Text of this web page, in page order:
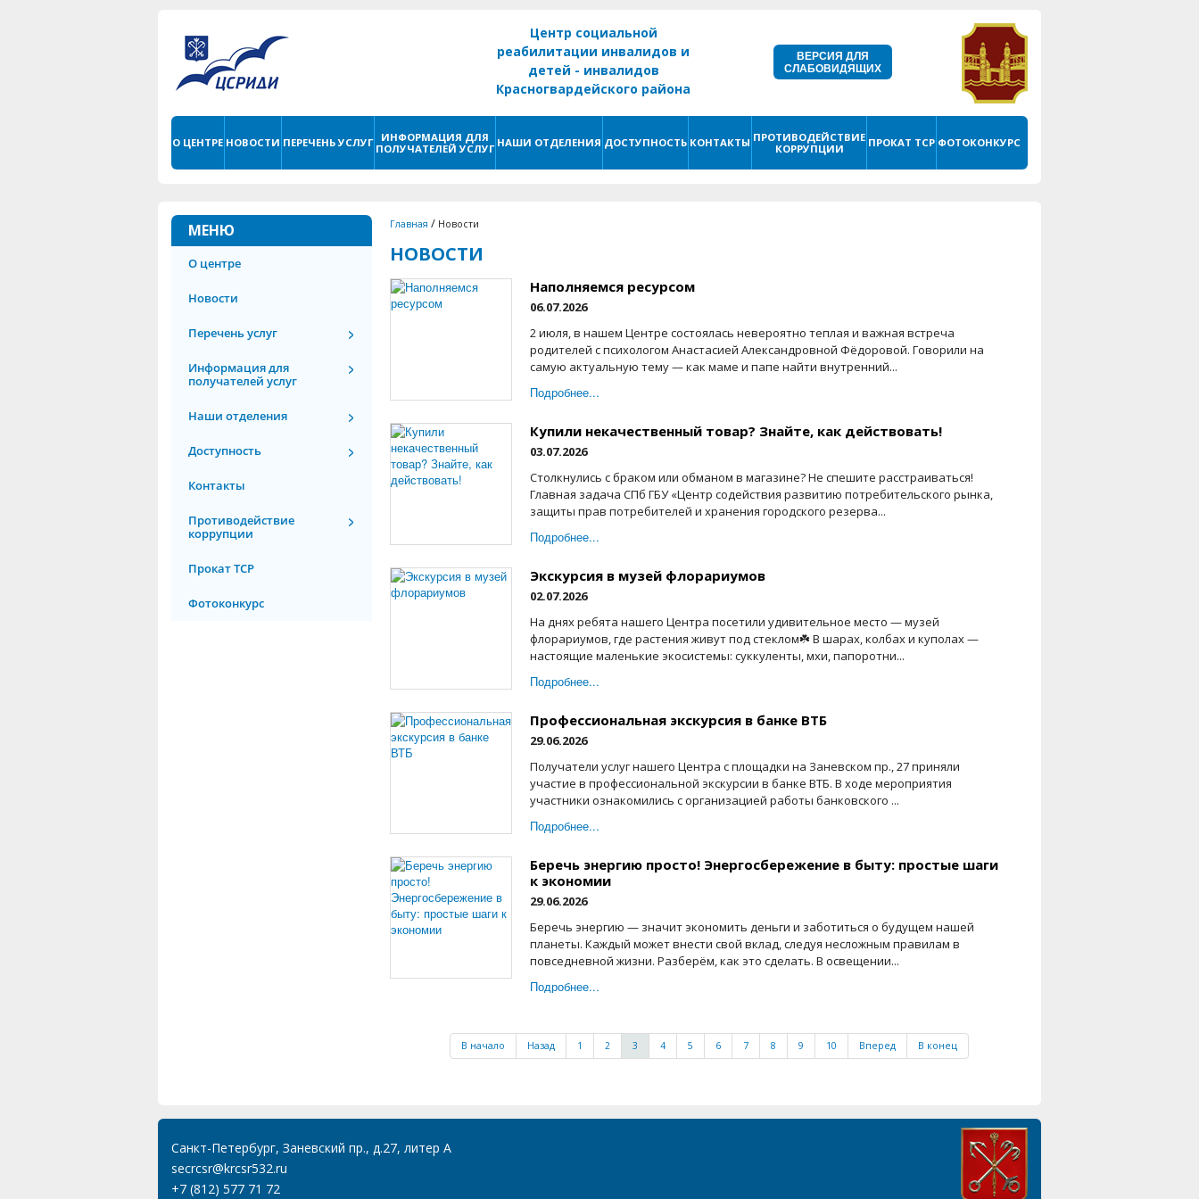
Центр социальной
реабилитации инвалидов и
детей - инвалидов
Красногвардейского района
ВЕРСИЯ ДЛЯ
СЛАБОВИДЯЩИХ
О ЦЕНТРЕ НОВОСТИ ПЕРЕЧЕНЬ УСЛУГ
ИНФОРМАЦИЯ ДЛЯ
ПОЛУЧАТЕЛЕЙ УСЛУГ НАШИ ОТДЕЛЕНИЯ ДОСТУПНОСТЬ КОНТАКТЫ ПРОТИВОДЕЙСТВИЕ
КОРРУПЦИИ
ПРОКАТ ТСР ФОТОКОНКУРС
МЕНЮ
О центре
Новости
Перечень услуг
Информация для
получателей услуг
Наши отделения
Доступность
Контакты
Противодействие
коррупции
Прокат ТСР
Фотоконкурс
Главная / Новости
НОВОСТИ
Наполняемся ресурсом
06.07.2026
2 июля, в нашем Центре состоялась невероятно теплая и важная встреча
родителей с психологом Анастасией Александровной Фёдоровой. Говорили на
самую актуальную тему — как маме и папе найти внутренний...
Подробнее...
Купили некачественный товар? Знайте, как действовать!
03.07.2026
Столкнулись с браком или обманом в магазине? Не спешите расстраиваться!
Главная задача СПб ГБУ «Центр содействия развитию потребительского рынка,
защиты прав потребителей и хранения городского резерва...
Подробнее...
Экскурсия в музей флорариумов
02.07.2026
На днях ребята нашего Центра посетили удивительное место — музей
флорариумов, где растения живут под стеклом☘️ В шарах, колбах и куполах —
настоящие маленькие экосистемы: суккуленты, мхи, папоротни...
Подробнее...
Профессиональная экскурсия в банке ВТБ
29.06.2026
Получатели услуг нашего Центра с площадки на Заневском пр., 27 приняли
участие в профессиональной экскурсии в банке ВТБ. В ходе мероприятия
участники ознакомились с организацией работы банковского ...
Подробнее...
Беречь энергию просто! Энергосбережение в быту: простые шаги
к экономии
29.06.2026
Беречь энергию — значит экономить деньги и заботиться о будущем нашей
планеты. Каждый может внести свой вклад, следуя несложным правилам в
повседневной жизни. Разберём, как это сделать. В освещении...
Подробнее...
В начало Назад 1 2 3 4 5 6 7 8 9 10 Вперед В конец
Санкт-Петербург, Заневский пр., д.27, литер А
secrcsr@krcsr532.ru
+7 (812) 577 71 72